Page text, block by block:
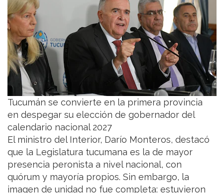
Tucumán se convierte en la primera provincia
en despegar su elección de gobernador del
calendario nacional 2027
El ministro del Interior, Darío Monteros, destacó
que la Legislatura tucumana es la de mayor
presencia peronista a nivel nacional, con
quórum y mayoría propios. Sin embargo, la
imagen de unidad no fue completa: estuvieron